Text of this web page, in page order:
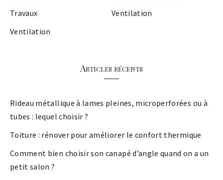
Travaux
Ventilation
Ventilation
Articles récents
Rideau métallique à lames pleines, microperforées ou à
tubes : lequel choisir ?
Toiture : rénover pour améliorer le confort thermique
Comment bien choisir son canapé d’angle quand on a un
petit salon ?